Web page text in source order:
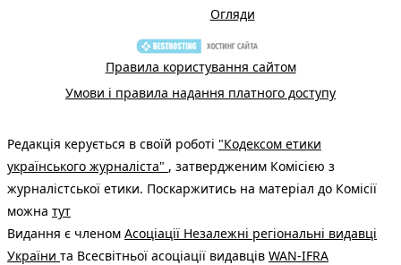
Огляди
Правила користування сайтом
Умови і правила надання платного доступу
Редакція керується в своїй роботі "Кодексом етики
українського журналіста" , затвердженим Комісією з
журналістської етики. Поскаржитись на матеріал до Комісії
можна тут
Видання є членом Асоціації Незалежні регіональні видавці
України та Всесвітньої асоціації видавців WAN-IFRA